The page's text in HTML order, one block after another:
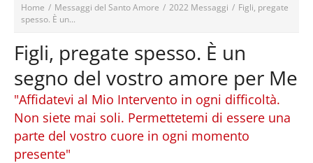
Home / Messaggi del Santo Amore / 2022 Messaggi / Figli, pregate
spesso. È un...
Figli, pregate spesso. È un
segno del vostro amore per Me
"Affidatevi al Mio Intervento in ogni difficoltà.
Non siete mai soli. Permettetemi di essere una
parte del vostro cuore in ogni momento
presente"